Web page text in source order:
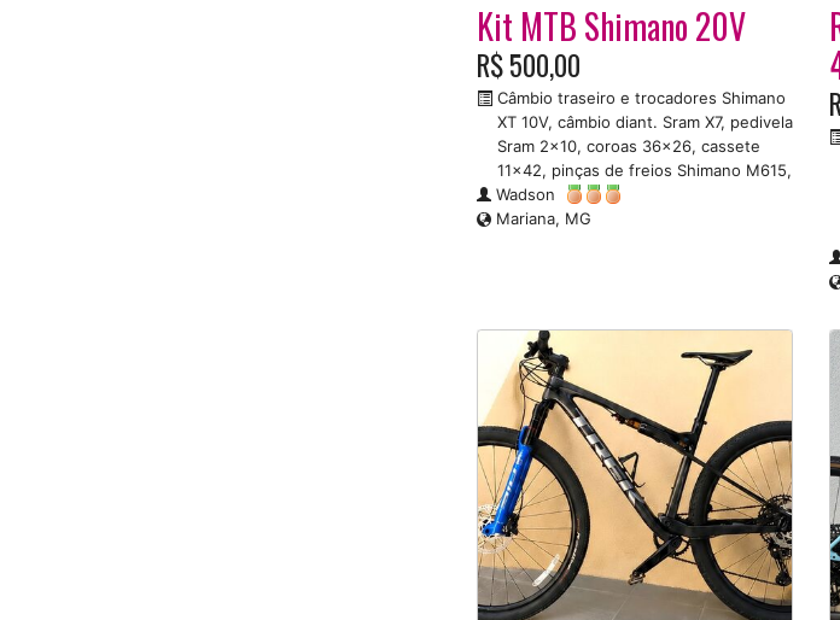
Kit MTB Shimano 20V
R$ 500,00
Câmbio traseiro e trocadores Shimano
XT 10V, câmbio diant. Sram X7, pedivela
Sram 2x10, coroas 36x26, cassete
11x42, pinças de freios Shimano M615,
Wadson
Mariana, MG